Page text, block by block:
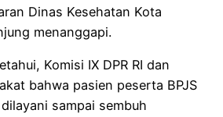
Dinas Kesehatan Kota
menanggapi.
Komisi IX DPR RI dan
bahwa pasien peserta BPJS
sampai sembuh